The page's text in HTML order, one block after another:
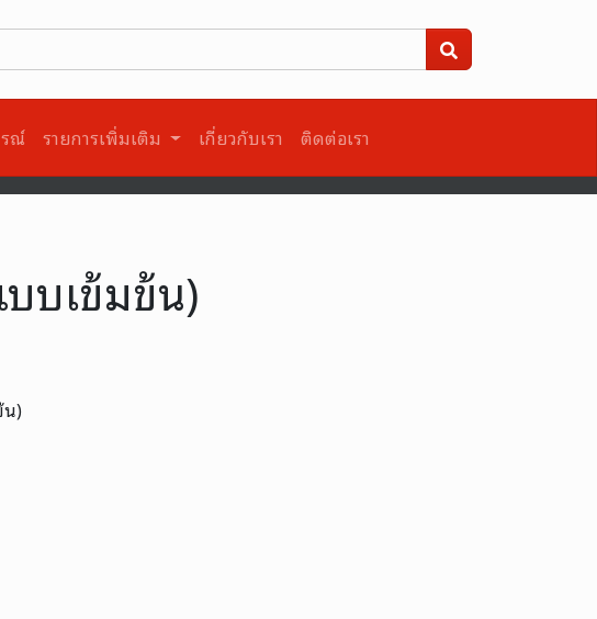
ณ์ รายการเพิ่มเติม เกี่ยวกับเรา ติดต่อเรา
บเข้มข้น)
น)